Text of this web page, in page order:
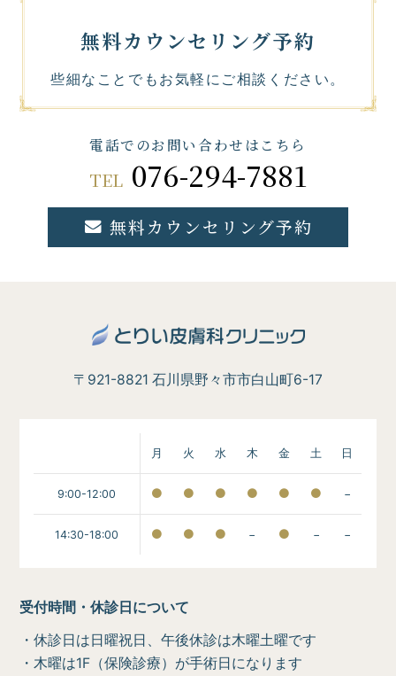
無料カウンセリング予約
些細なことでもお気軽にご相談ください。
電話でのお問い合わせはこちら
TEL 076-294-7881
無料カウンセリング予約
〒921-8821 石川県野々市市白山町6-17
月 火 水 木 金 土 日
9:00-12:00 −
14:30-18:00 − − −
受付時間・休診日について
・休診日は日曜祝日、午後休診は木曜土曜です
・木曜は1F（保険診療）が手術日になります